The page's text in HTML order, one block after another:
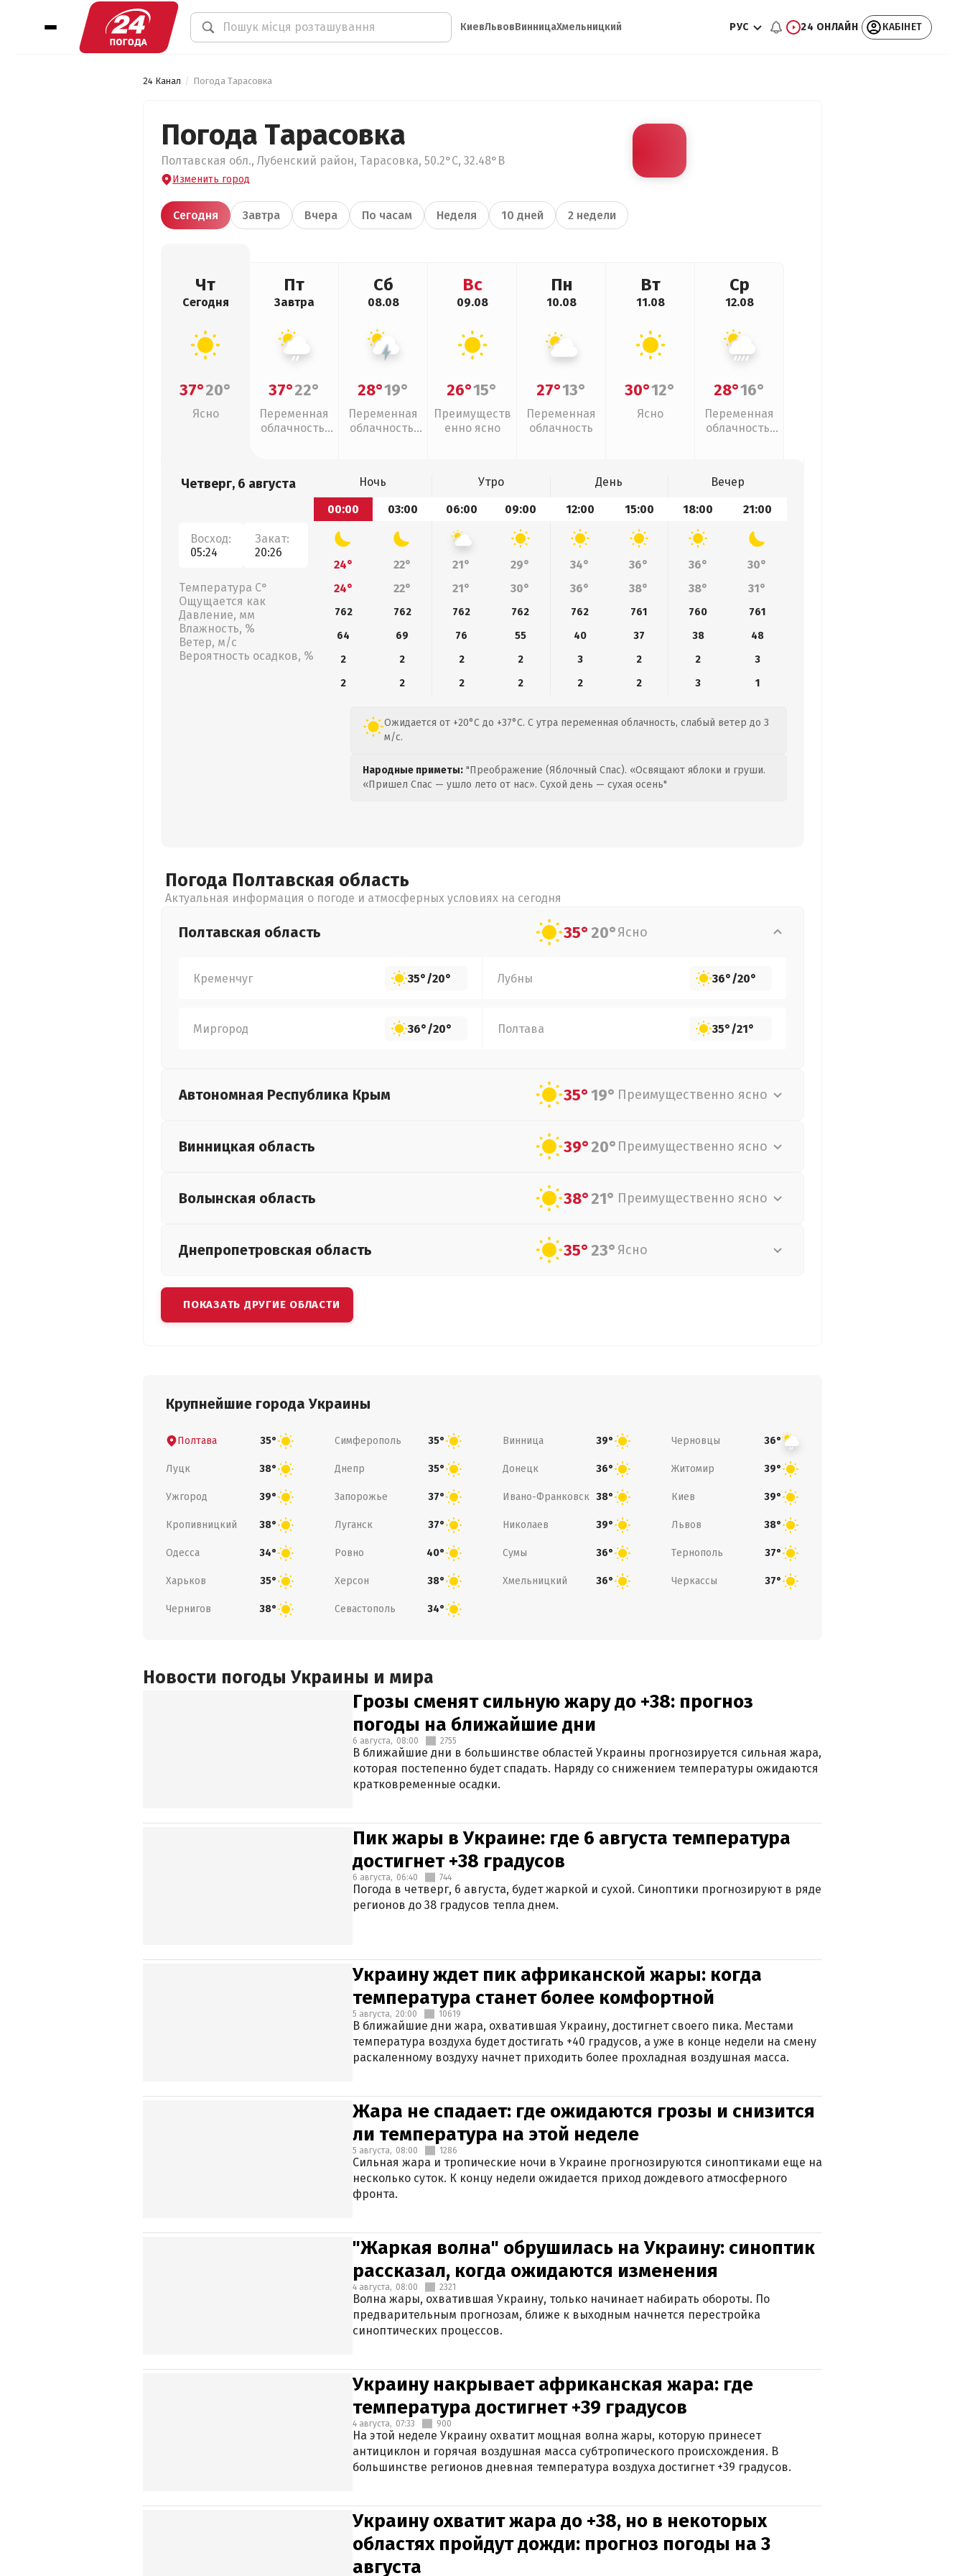
КиевЛьвовВинницаХмельницкий РУС 24 ОНЛАЙН КАБІНЕТ
24 Канал Погода Тарасовка
Погода Тарасовка
Полтавская обл., Лубенский район, Тарасовка, 50.2°С, 32.48°В
Изменить город
Сегодня Завтра Вчера По часам Неделя 10 дней 2 недели
Чт
Сегодня
37°20°
Ясно
Пт
Завтра
37°22°
Переменная
облачность,
Сб
08.08
28°19°
Переменная
облачность,
Вс
09.08
26°15°
Преимуществ
енно ясно
Пн
10.08
27°13°
Переменная
облачность
Вт
11.08
30°12°
Ясно
Ср
12.08
28°16°
Переменная
облачность,
Четверг, 6 августа
Восход:
05:24
Закат:
20:26
Температура С°
Ощущается как
Давление, мм
Влажность, %
Ветер, м/с
Вероятность осадков, %
Ночь Утро День
Вечер
00:00
03:00 06:00 09:00 12:00 15:00 18:00 21:00
24° 22° 21° 29° 34° 36° 36°
30°
24°
22° 21° 30° 36° 38° 38° 31°
762 762 762 762 762 761 760
761
64
69 76 55 40 37 38
48
2
2 2 2 3 2 2
3
2
2 2 2 2 2 3 1
Ожидается от +20°C до +37°C. С утра переменная облачность, слабый ветер до 3
м/с.
Народные приметы: "Преображение (Яблочный Спас). «Освящают яблоки и груши.
«Пришел Спас — ушло лето от нас». Сухой день — сухая осень"
Погода Полтавская область
Актуальная информация о погоде и атмосферных условиях на сегодня
Полтавская область 35°20°Ясно
Кременчуг 35°/20° Лубны 36°/20°
Миргород 36°/20° Полтава 35°/21°
Автономная Республика Крым 35°19° Преимущественно ясно
Винницкая область 39°20° Преимущественно ясно
Волынская область 38°21° Преимущественно ясно
Днепропетровская область 35°23° Ясно
ПОКАЗАТЬ ДРУГИЕ ОБЛАСТИ
Крупнейшие города Украины
Полтава 35° Симферополь 35° Винница 39° Черновцы 36°
Луцк 38° Днепр 35° Донецк 36° Житомир 39°
Ужгород 39° Запорожье 37° Ивано-Франковск 38° Киев 39°
Кропивницкий 38° Луганск 37° Николаев 39° Львов 38°
Одесса 34° Ровно 40° Сумы 36° Тернополь 37°
Харьков 35° Херсон 38° Хмельницкий 36° Черкассы 37°
Чернигов 38° Севастополь 34°
Новости погоды Украины и мира
Грозы сменят сильную жару до +38: прогноз
погоды на ближайшие дни
6 августа, 08:00 2755
В ближайшие дни в большинстве областей Украины прогнозируется сильная жара,
которая постепенно будет спадать. Наряду со снижением температуры ожидаются
кратковременные осадки.
Пик жары в Украине: где 6 августа температура
достигнет +38 градусов
6 августа, 06:40 744
Погода в четверг, 6 августа, будет жаркой и сухой. Синоптики прогнозируют в ряде
регионов до 38 градусов тепла днем.
Украину ждет пик африканской жары: когда
температура станет более комфортной
5 августа, 20:00 10619
В ближайшие дни жара, охватившая Украину, достигнет своего пика. Местами
температура воздуха будет достигать +40 градусов, а уже в конце недели на смену
раскаленному воздуху начнет приходить более прохладная воздушная масса.
Жара не спадает: где ожидаются грозы и снизится
ли температура на этой неделе
5 августа, 08:00 1286
Сильная жара и тропические ночи в Украине прогнозируются синоптиками еще на
несколько суток. К концу недели ожидается приход дождевого атмосферного
фронта.
"Жаркая волна" обрушилась на Украину: синоптик
рассказал, когда ожидаются изменения
4 августа, 08:00 2321
Волна жары, охватившая Украину, только начинает набирать обороты. По
предварительным прогнозам, ближе к выходным начнется перестройка
синоптических процессов.
Украину накрывает африканская жара: где
температура достигнет +39 градусов
4 августа, 07:33 900
На этой неделе Украину охватит мощная волна жары, которую принесет
антициклон и горячая воздушная масса субтропического происхождения. В
большинстве регионов дневная температура воздуха достигнет +39 градусов.
Украину охватит жара до +38, но в некоторых
областях пройдут дожди: прогноз погоды на 3
августа